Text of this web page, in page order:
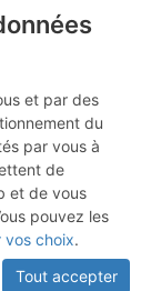
:
- Saoû
et par des
du
par vous à
de
et de vous
pouvez les
vos choix.
Tout accepter